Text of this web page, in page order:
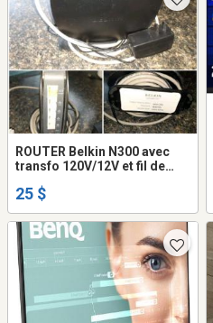
ROUTER Belkin N300 avec
transfo 120V/12V et fil de
25 $